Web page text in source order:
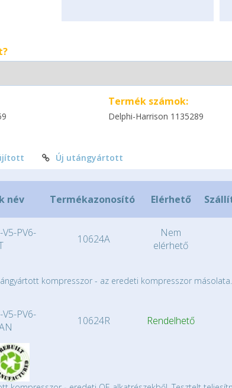
Termék számok:
Delphi-Harrison 1135289
Új utángyártott
név Termékazonosító Elérhető
PV6-
10624A
Nem
elérhető
kompresszor - az eredeti kompresszor másolata.
PV6-
10624R Rendelhető